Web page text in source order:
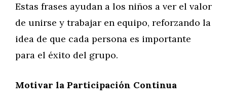
Estas frases ayudan a los niños a ver el valor
de unirse y trabajar en equipo, reforzando la
idea de que cada persona es importante
para el éxito del grupo.
Motivar la Participación Continua